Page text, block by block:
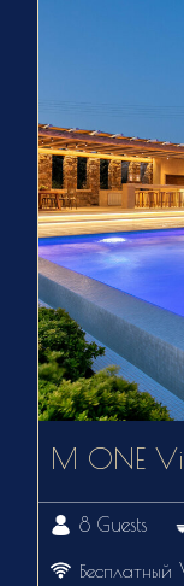
M ONE
8 Guests
Бесплатный